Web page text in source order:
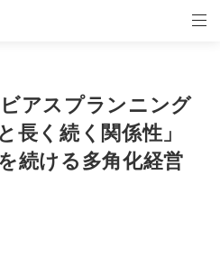
アスプランニング
長く続く関係性」
続ける多角化経営